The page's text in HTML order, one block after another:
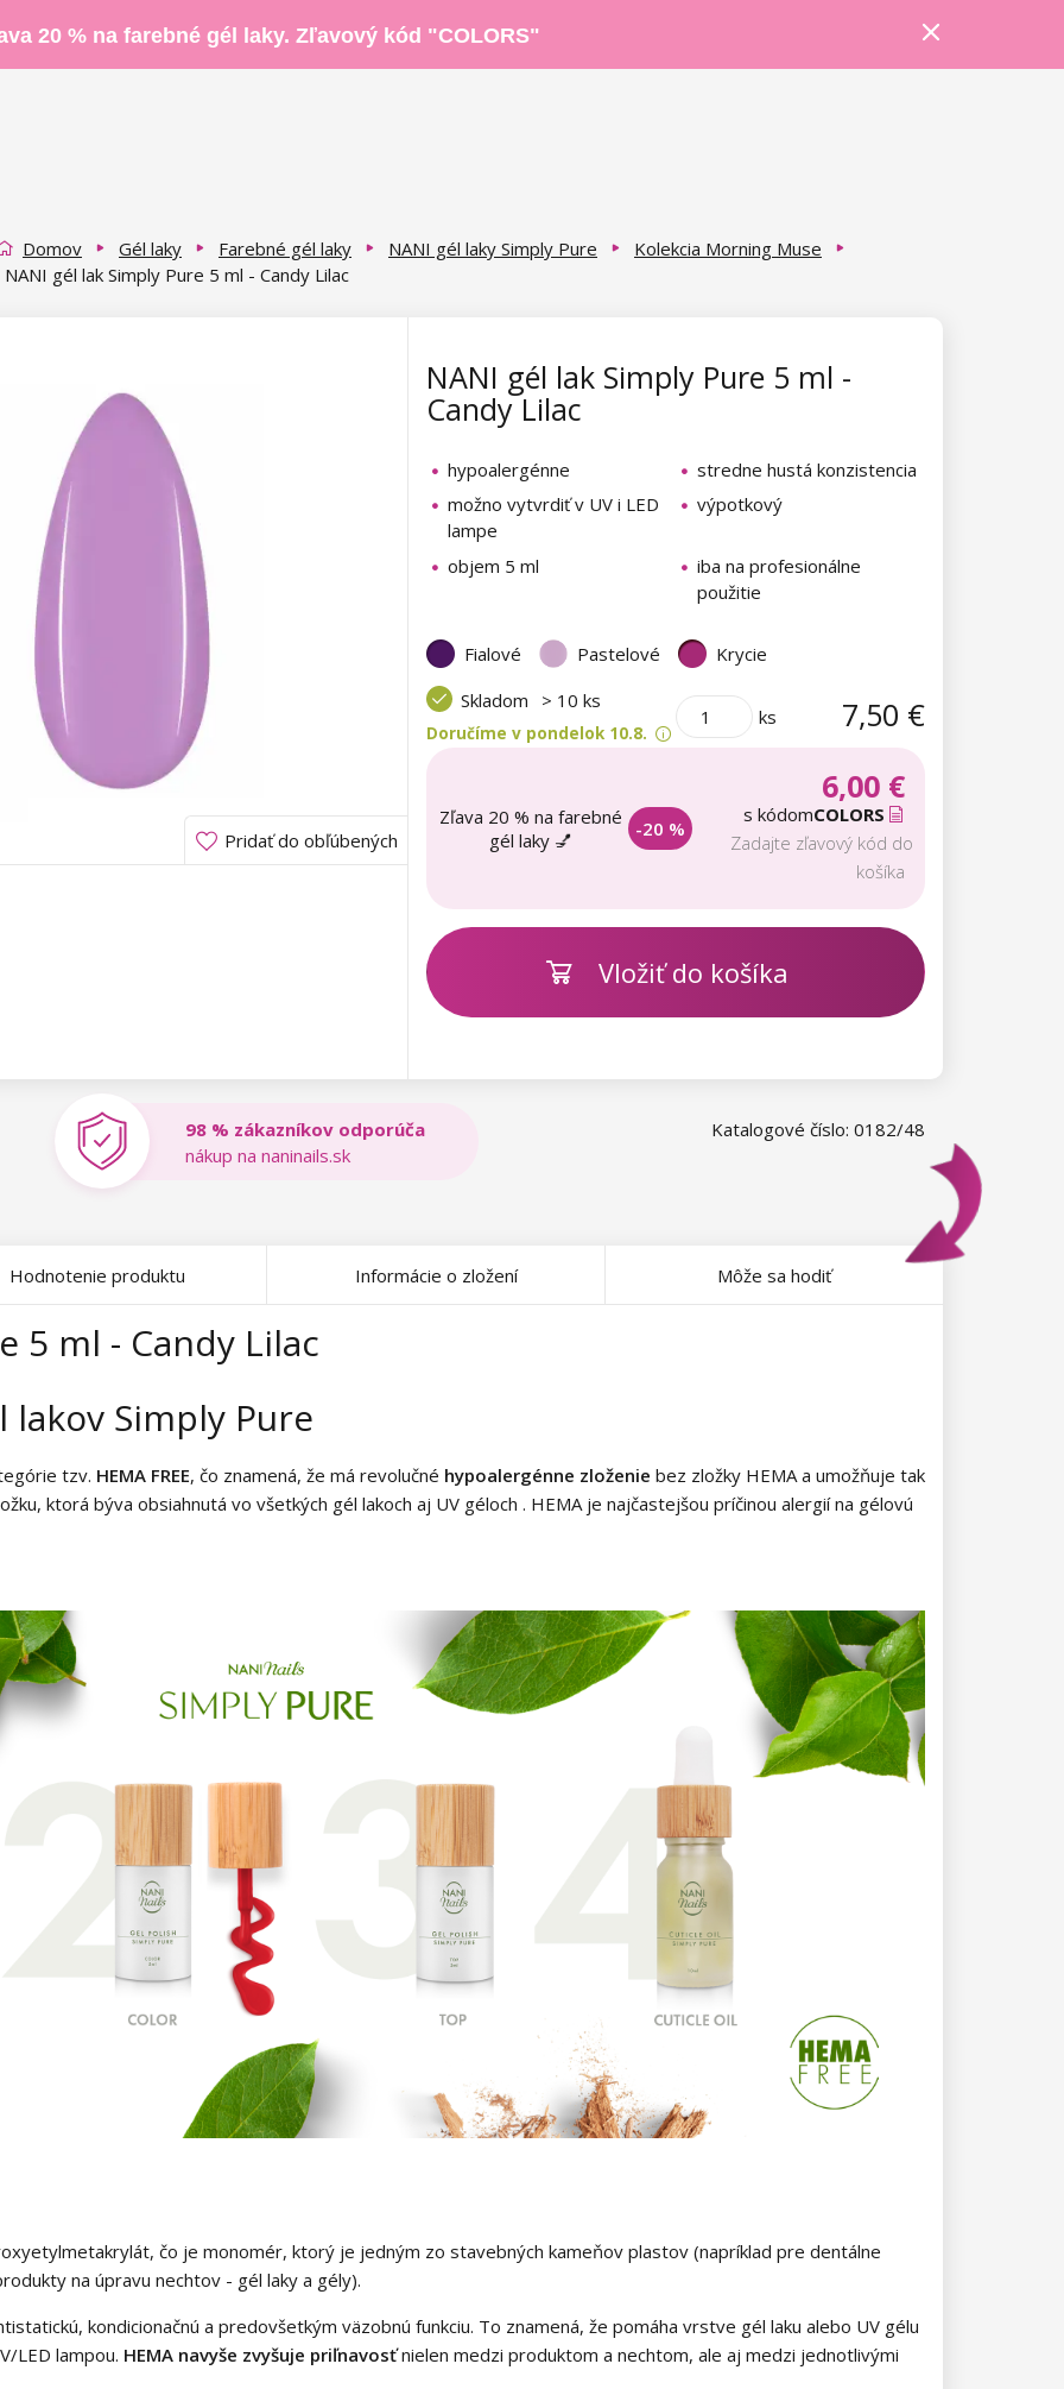
20 % na farebné gél laky. Zľavový kód "COLORS"
Domov Gél laky Farebné gél laky NANI gél laky Simply Pure
Kolekcia Morning Muse
NANI gél lak Simply Pure 5 ml - Candy Lilac
Pridať do obľúbených
NANI gél lak Simply Pure 5 ml -
Candy Lilac
hypoalergénne
stredne hustá konzistencia
možno vytvrdiť v UV i LED
lampe
výpotkový
objem 5 ml
iba na profesionálne
použitie
Fialové Pastelové
Krycie
Skladom
> 10 ks
Doručíme v pondelok 10.8.
ks 7,50 €
Zľava 20 % na farebné
gél laky 💅
-20 %
6,00 €
s kódomCOLORS
Zadajte zľavový kód do
košíka
Vložiť do košíka
Katalogové číslo: 0182/48
98 % zákazníkov odporúča
nákup na naninails.sk
5 ml - Candy Lilac
lakov Simply Pure
tzv. HEMA FREE, čo znamená, že má revolučné hypoalergénne zloženie bez zložky HEMA a umožňuje tak
ktorá býva obsiahnutá vo všetkých gél lakoch aj UV géloch . HEMA je najčastejšou príčinou alergií na gélovú
čo je monomér, ktorý je jedným zo stavebných kameňov plastov (napríklad pre dentálne
na úpravu nechtov - gél laky a gély).
kondicionačnú a predovšetkým väzobnú funkciu. To znamená, že pomáha vrstve gél laku alebo UV gélu
LED lampou. HEMA navyše zvyšuje priľnavosťnielen medzi produktom a nechtom, ale aj medzi jednotlivými
Hodnotenie produktu Informácie o zložení Môže sa hodiť